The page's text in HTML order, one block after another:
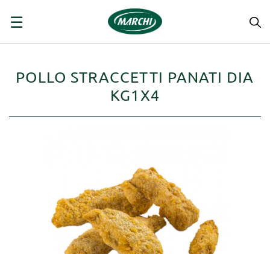
navigazione
☰
POLLO STRACCETTI PANATI DIA
KG1X4